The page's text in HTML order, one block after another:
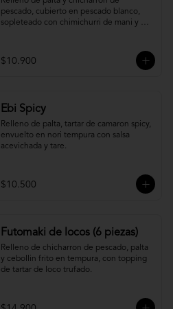
pescado, cubierto en pescado blanco,
sopleteado con chimichurri de mani y
$10.900
Ebi Spicy
Relleno de palta, tartar de camaron spicy,
envuelto en nori tempura con salsa
acevichada y tare.
$10.500
Futomaki de locos (6 piezas)
Relleno de chicharron de pescado, palta
y cebollin frito en tempura, con topping
de tartar de loco trufado.